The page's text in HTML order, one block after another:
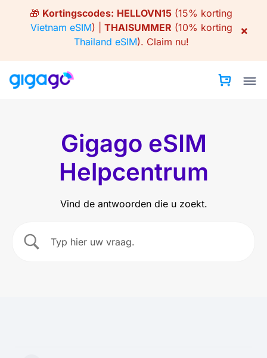
🎁 Kortingscodes: HELLOVN15 (15% korting
Vietnam eSIM) | THAISUMMER (10% korting
Thailand eSIM). Claim nu!
×
Gigago eSIM
Helpcentrum
Vind de antwoorden die u zoekt.